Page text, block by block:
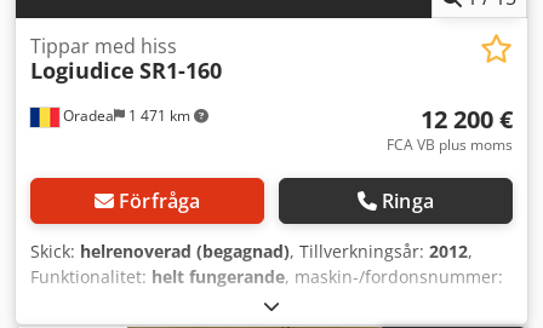
Oradea 1 471 km
Tippar med hiss
Logiudice SR1-160
12 200 €
FCA VB plus moms
Förfråga Ringa
Skick: helrenoverad (begagnad), Tillverkningsår: 2012,
Funktionalitet: helt fungerande, maskin-/fordonsnummer:
2 800 mm